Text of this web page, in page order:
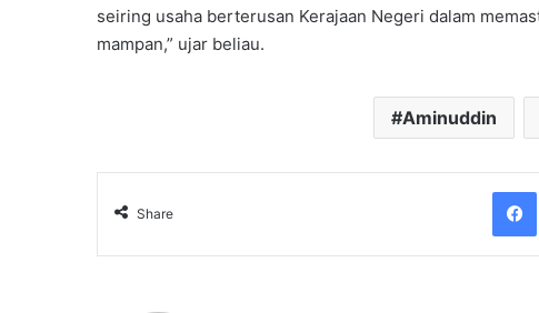
seiring usaha berterusan Kerajaan Negeri dalam
mampan,” ujar beliau.
Aminuddin
Share